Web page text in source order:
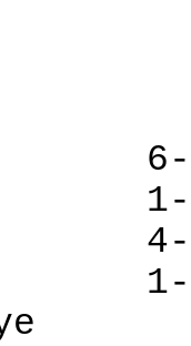
6-1